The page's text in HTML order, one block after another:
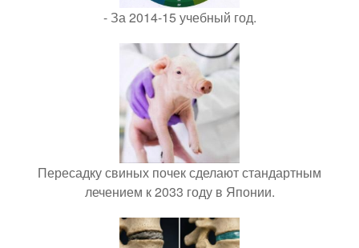
- За 2014-15 учебный год.
Пересадку свиных почек сделают стандартным
лечением к 2033 году в Японии.